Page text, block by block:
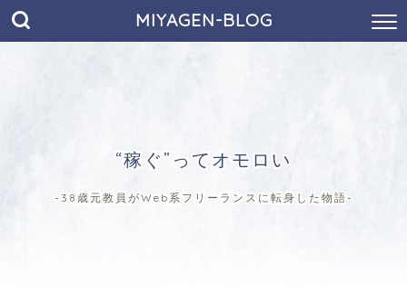
MIYAGEN-BLOG
“稼ぐ”ってオモロい
-38歳元教員がWeb系フリーランスに転身した物語-